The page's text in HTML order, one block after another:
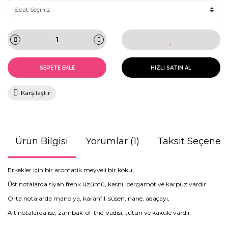
SEPETE EKLE HIZLI SATIN AL
Karşılaştır
Ürün Bilgisi Yorumlar (1) Taksit
Erkekler için bir aromatik meyveli bir koku
Üst notalarda siyah frenk üzümü, kasnı, bergamot ve karpuz vardır.
Orta notalarda manolya, karanfil, süsen, nane, adaçayı,
Alt notalarda ise, zambak-of-the-vadisi, tütün ve kakule vardır.